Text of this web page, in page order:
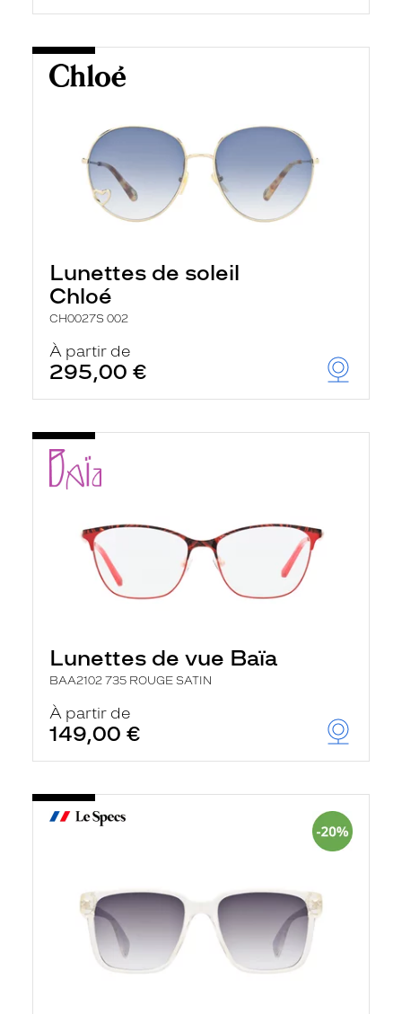
Lunettes de soleil
Chloé
CH0027S 002
À partir de
295,00 €
Lunettes de vue Baïa
BAA2102 735 ROUGE SATIN
À partir de
149,00 €